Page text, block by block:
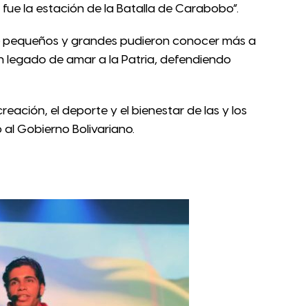
la estación de la Batalla de Carabobo”.
y grandes pudieron conocer más a
legado de amar a la Patria, defendiendo
el deporte y el bienestar de las y los
Gobierno Bolivariano.